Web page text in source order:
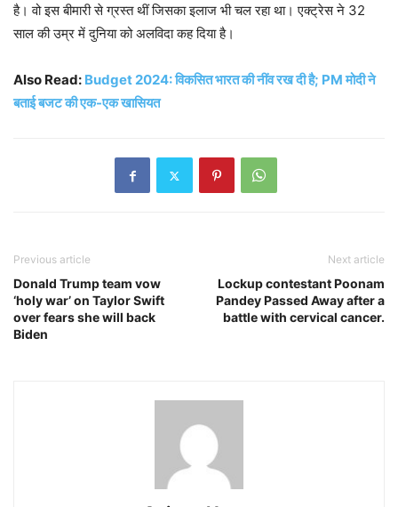
है। वो इस बीमारी से ग्रस्त थीं जिसका इलाज भी चल रहा था। एक्ट्रेस ने 32
साल की उम्र में दुनिया को अलविदा कह दिया है।
Also Read: Budget 2024: विकसित भारत की नींव रख दी है; PM मोदी ने
बताई बजट की एक-एक खासियत
Previous article
Donald Trump team vow
‘holy war’ on Taylor Swift
over fears she will back
Biden
Next article
Lockup contestant Poonam
Pandey Passed Away after a
battle with cervical cancer.